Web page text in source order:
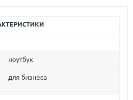
ноутбук
для бизнеса